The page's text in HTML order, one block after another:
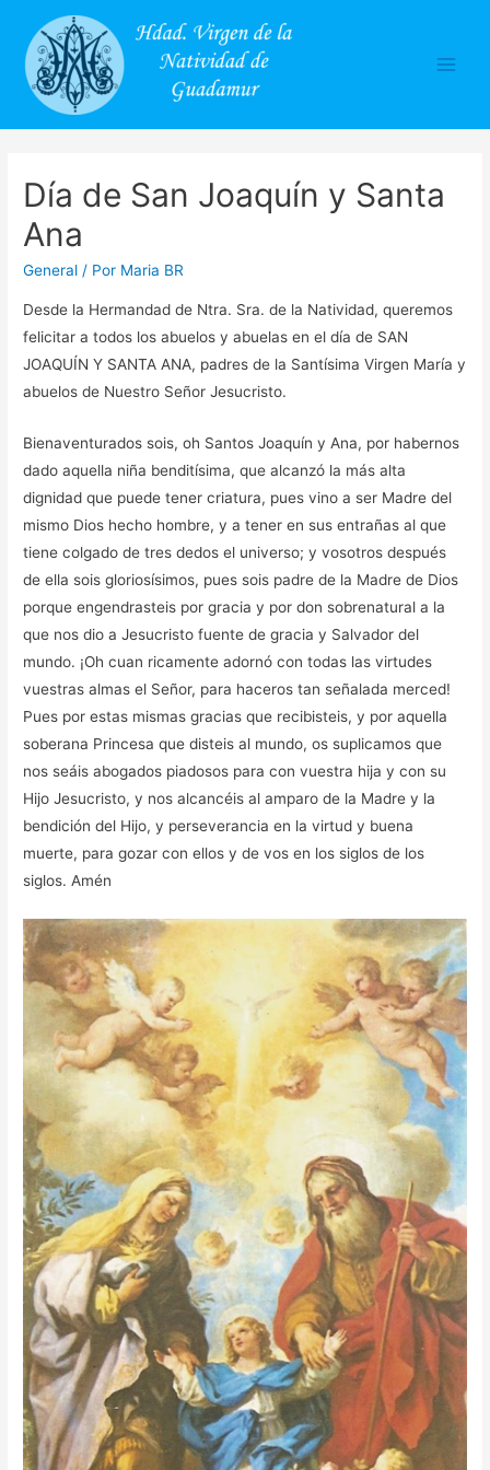
Día de San Joaquín y Santa
Ana
General / Por Maria BR
Desde la Hermandad de Ntra. Sra. de la Natividad, queremos
felicitar a todos los abuelos y abuelas en el día de SAN
JOAQUÍN Y SANTA ANA, padres de la Santísima Virgen María y
abuelos de Nuestro Señor Jesucristo.
Bienaventurados sois, oh Santos Joaquín y Ana, por habernos
dado aquella niña benditísima, que alcanzó la más alta
dignidad que puede tener criatura, pues vino a ser Madre del
mismo Dios hecho hombre, y a tener en sus entrañas al que
tiene colgado de tres dedos el universo; y vosotros después
de ella sois gloriosísimos, pues sois padre de la Madre de Dios
porque engendrasteis por gracia y por don sobrenatural a la
que nos dio a Jesucristo fuente de gracia y Salvador del
mundo. ¡Oh cuan ricamente adornó con todas las virtudes
vuestras almas el Señor, para haceros tan señalada merced!
Pues por estas mismas gracias que recibisteis, y por aquella
soberana Princesa que disteis al mundo, os suplicamos que
nos seáis abogados piadosos para con vuestra hija y con su
Hijo Jesucristo, y nos alcancéis al amparo de la Madre y la
bendición del Hijo, y perseverancia en la virtud y buena
muerte, para gozar con ellos y de vos en los siglos de los
siglos. Amén